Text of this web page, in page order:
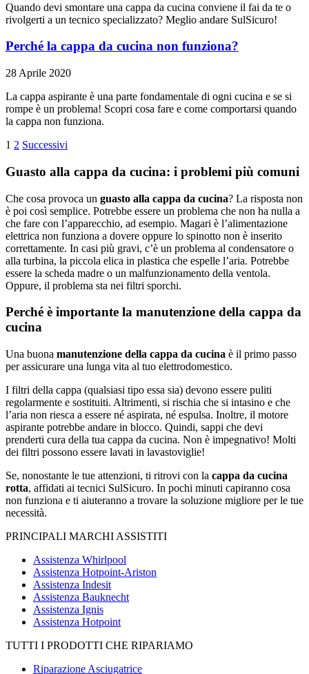
Quando devi smontare una cappa da cucina conviene il fai da te o
rivolgerti a un tecnico specializzato? Meglio andare SulSicuro!
Perché la cappa da cucina non funziona?
28 Aprile 2020
La cappa aspirante è una parte fondamentale di ogni cucina e se si
rompe è un problema! Scopri cosa fare e come comportarsi quando
la cappa non funziona.
1 2 Successivi
Guasto alla cappa da cucina: i problemi più comuni
Che cosa provoca un guasto alla cappa da cucina? La risposta non
è poi così semplice. Potrebbe essere un problema che non ha nulla a
che fare con l’apparecchio, ad esempio. Magari è l’alimentazione
elettrica non funziona a dovere oppure lo spinotto non è inserito
correttamente. In casi più gravi, c’è un problema al condensatore o
alla turbina, la piccola elica in plastica che espelle l’aria. Potrebbe
essere la scheda madre o un malfunzionamento della ventola.
Oppure, il problema sta nei filtri sporchi.
Perché è importante la manutenzione della cappa da
cucina
Una buona manutenzione della cappa da cucina è il primo passo
per assicurare una lunga vita al tuo elettrodomestico.
I filtri della cappa (qualsiasi tipo essa sia) devono essere puliti
regolarmente e sostituiti. Altrimenti, si rischia che si intasino e che
l’aria non riesca a essere né aspirata, né espulsa. Inoltre, il motore
aspirante potrebbe andare in blocco. Quindi, sappi che devi
prenderti cura della tua cappa da cucina. Non è impegnativo! Molti
dei filtri possono essere lavati in lavastoviglie!
Se, nonostante le tue attenzioni, ti ritrovi con la cappa da cucina
rotta, affidati ai tecnici SulSicuro. In pochi minuti capiranno cosa
non funziona e ti aiuteranno a trovare la soluzione migliore per le tue
necessità.
PRINCIPALI MARCHI ASSISTITI
Assistenza Whirlpool
Assistenza Hotpoint-Ariston
Assistenza Indesit
Assistenza Bauknecht
Assistenza Ignis
Assistenza Hotpoint
TUTTI I PRODOTTI CHE RIPARIAMO
Riparazione Asciugatrice